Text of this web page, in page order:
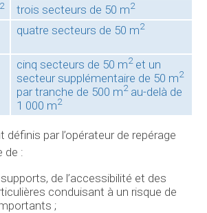
2 trois secteurs de 50 m2
quatre secteurs de 50 m2
cinq secteurs de 50 m2et un
secteur supplémentaire de 50 m2
par tranche de 500 m2au-delà de
1 000 m2
par l’opérateur de repérage
de :
de l’accessibilité et des
conduisant à un risque de
;